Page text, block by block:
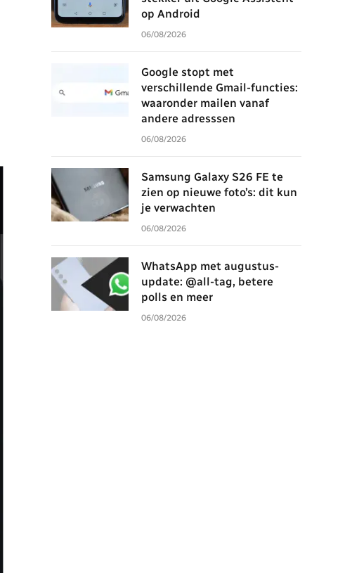
op Android
06/08/2026
Google stopt met
verschillende Gmail-functies:
waaronder mailen vanaf
andere adresssen
06/08/2026
Samsung Galaxy S26 FE te
zien op nieuwe foto’s: dit kun
je verwachten
06/08/2026
WhatsApp met augustus-
update: @all-tag, betere
polls en meer
06/08/2026